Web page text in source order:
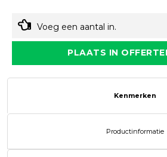
Voeg een aantal in.
PLAATS IN
Kenmerken
Productinformatie